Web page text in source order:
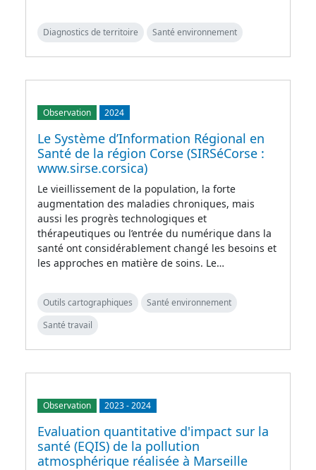
Diagnostics de territoire Santé environnement
Observation 2024
Le Système d’Information Régional en
Santé de la région Corse (SIRSéCorse :
www.sirse.corsica)
Le vieillissement de la population, la forte
augmentation des maladies chroniques, mais
aussi les progrès technologiques et
thérapeutiques ou l’entrée du numérique dans la
santé ont considérablement changé les besoins et
les approches en matière de soins. Le…
Outils cartographiques
Santé environnement
Santé travail
Observation 2023-2024
Evaluation quantitative d'impact sur la
santé (EQIS) de la pollution
atmosphérique réalisée à Marseille